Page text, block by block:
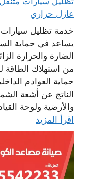
عازل حراري
خدمة تظليل سيارات
يساعد في حماية
الضارة والحرارة
من استهلاك الطاقة
حماية العوادم
الناتج عن أشعة
والأرضية ولوحة
اقرأ المزيد